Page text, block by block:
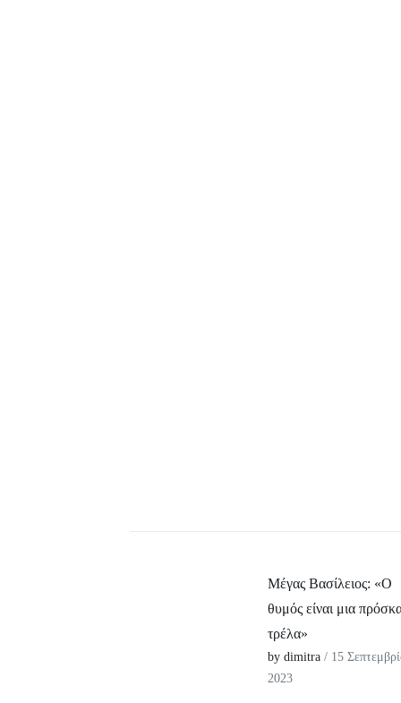
Μέγας Βασίλειος: «Ο
θυμός είναι μια
τρέλα»
by dimitra / 15
2023